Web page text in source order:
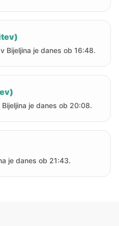
Bijeljina je danes ob 16:48.
je danes ob 20:08.
je danes ob 21:43.